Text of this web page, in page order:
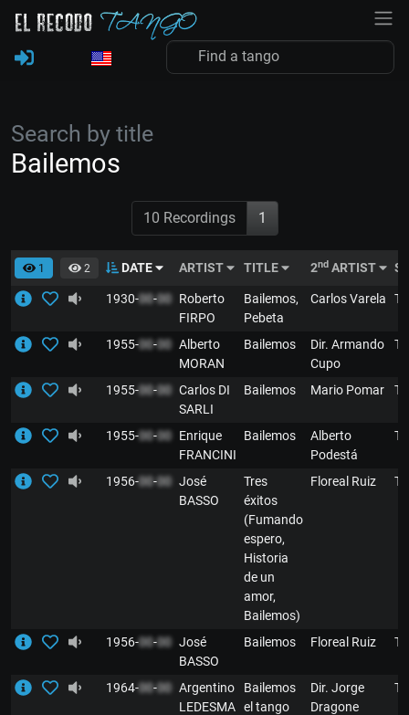
Search by title
Bailemos
10 Recordings 1
1 2 DATE ARTIST TITLE 2nd ARTIST
1930-00-00
Roberto
FIRPO
Bailemos,
Pebeta
Carlos Varela
1955-00-00 Alberto
MORAN
Bailemos
Dir. Armando
Cupo
1955-00-00 Carlos DI
SARLI
Bailemos Mario Pomar
1955-00-00
Enrique
FRANCINI
Bailemos
Alberto
Podestá
1956-00-00 José
BASSO
Tres
éxitos
(Fumando
espero,
Historia
de un
amor,
Bailemos)
Floreal Ruiz
1956-00-00 José
BASSO
Bailemos Floreal Ruiz
1964-00-00 Argentino
LEDESMA
Bailemos
el tango
Dir. Jorge
Dragone